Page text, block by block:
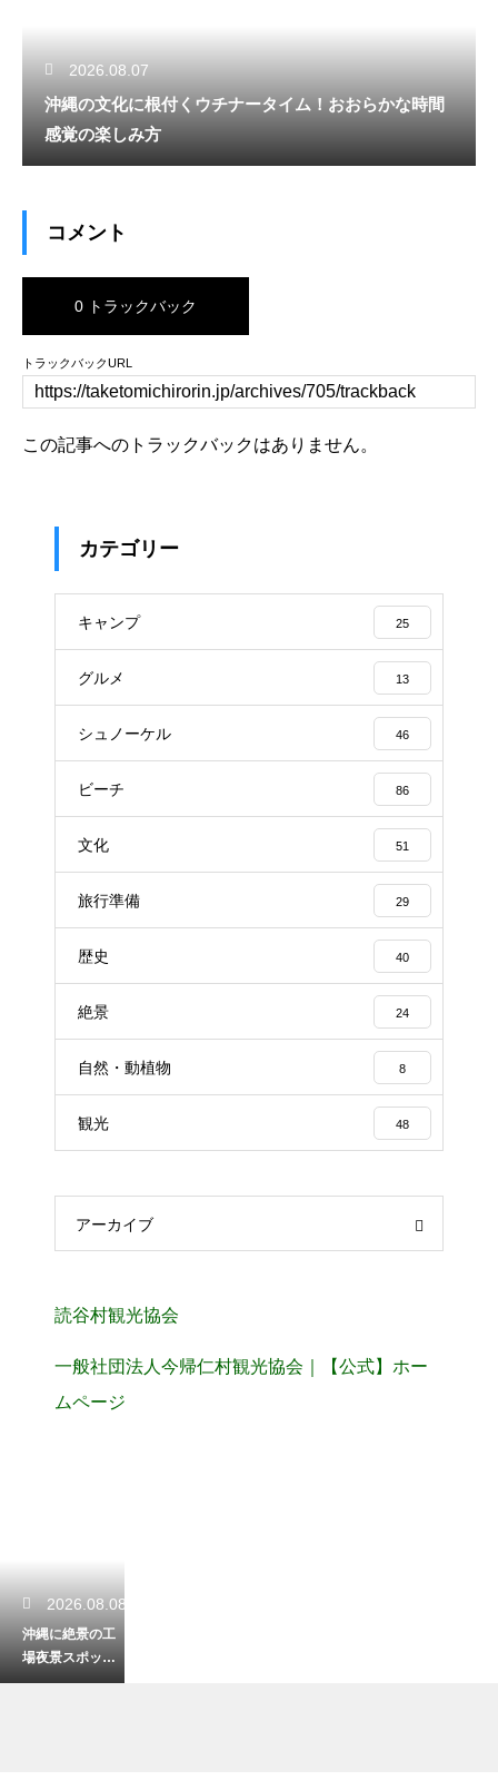
2026.08.07
沖縄の文化に根付くウチナータイム！おおらかな時間
感覚の楽しみ方
コメント
0 トラックバック
トラックバックURL
この記事へのトラックバックはありません。
カテゴリー
キャンプ 25
グルメ 13
シュノーケル 46
ビーチ 86
文化 51
旅行準備 29
歴史 40
絶景 24
自然・動植物 8
観光 48
アーカイブ
読谷村観光協会
一般社団法人今帰仁村観光協会｜【公式】ホー
ムページ
2026.08.08
沖縄に絶景の工
場夜景スポット
はあるか！夜の